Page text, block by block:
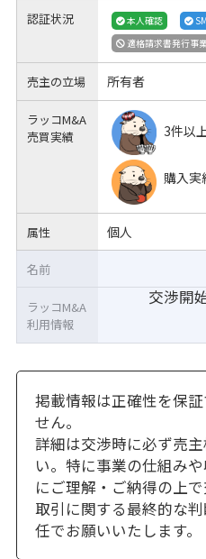
認証状況 本人確認
適格請求書発行事
売主の立場 所有者
ラッコM&A
売買実績
3件以
購入実
属性 個人
交渉開
名前
ラッコM&A
利用情報
掲載情報は正確性を保
せん。
詳細は交渉時に必ず売
い。特に事業の仕組み
にご理解・ご納得の上
取引に関する最終的な
任でお願いいたします。